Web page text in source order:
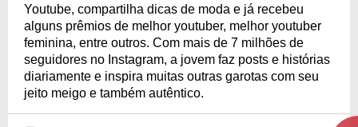
Youtube, compartilha dicas de moda e já recebeu
alguns prêmios de melhor youtuber, melhor youtuber
feminina, entre outros. Com mais de 7 milhões de
seguidores no Instagram, a jovem faz posts e histórias
diariamente e inspira muitas outras garotas com seu
jeito meigo e também autêntico.